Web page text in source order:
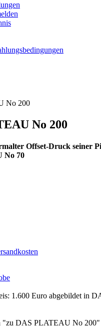
No 200
Offset-Druck seiner
No 70
1.600 Euro abgebildet in
"zu DAS PLATEAU No 200"